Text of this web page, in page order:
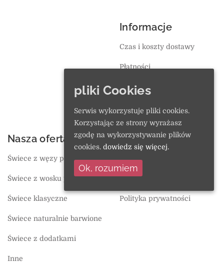
Informacje
Czas i koszty dostawy
Płatności
Wymiana i zwroty
Regulamin
Nasza oferta
Świece z węzy pszczelej
Świece z wosku pszczelego
Świece klasyczne
Świece naturalnie barwione
Świece z dodatkami
Inne
O sklepie
Ulubione
Koszyk
Polityka prywatności
pliki Cookies
Serwis wykorzystuje pliki cookies.
Korzystając ze strony wyrażasz
zgodę na wykorzystywanie plików
cookies. dowiedz się więcej.
Ok, rozumiem